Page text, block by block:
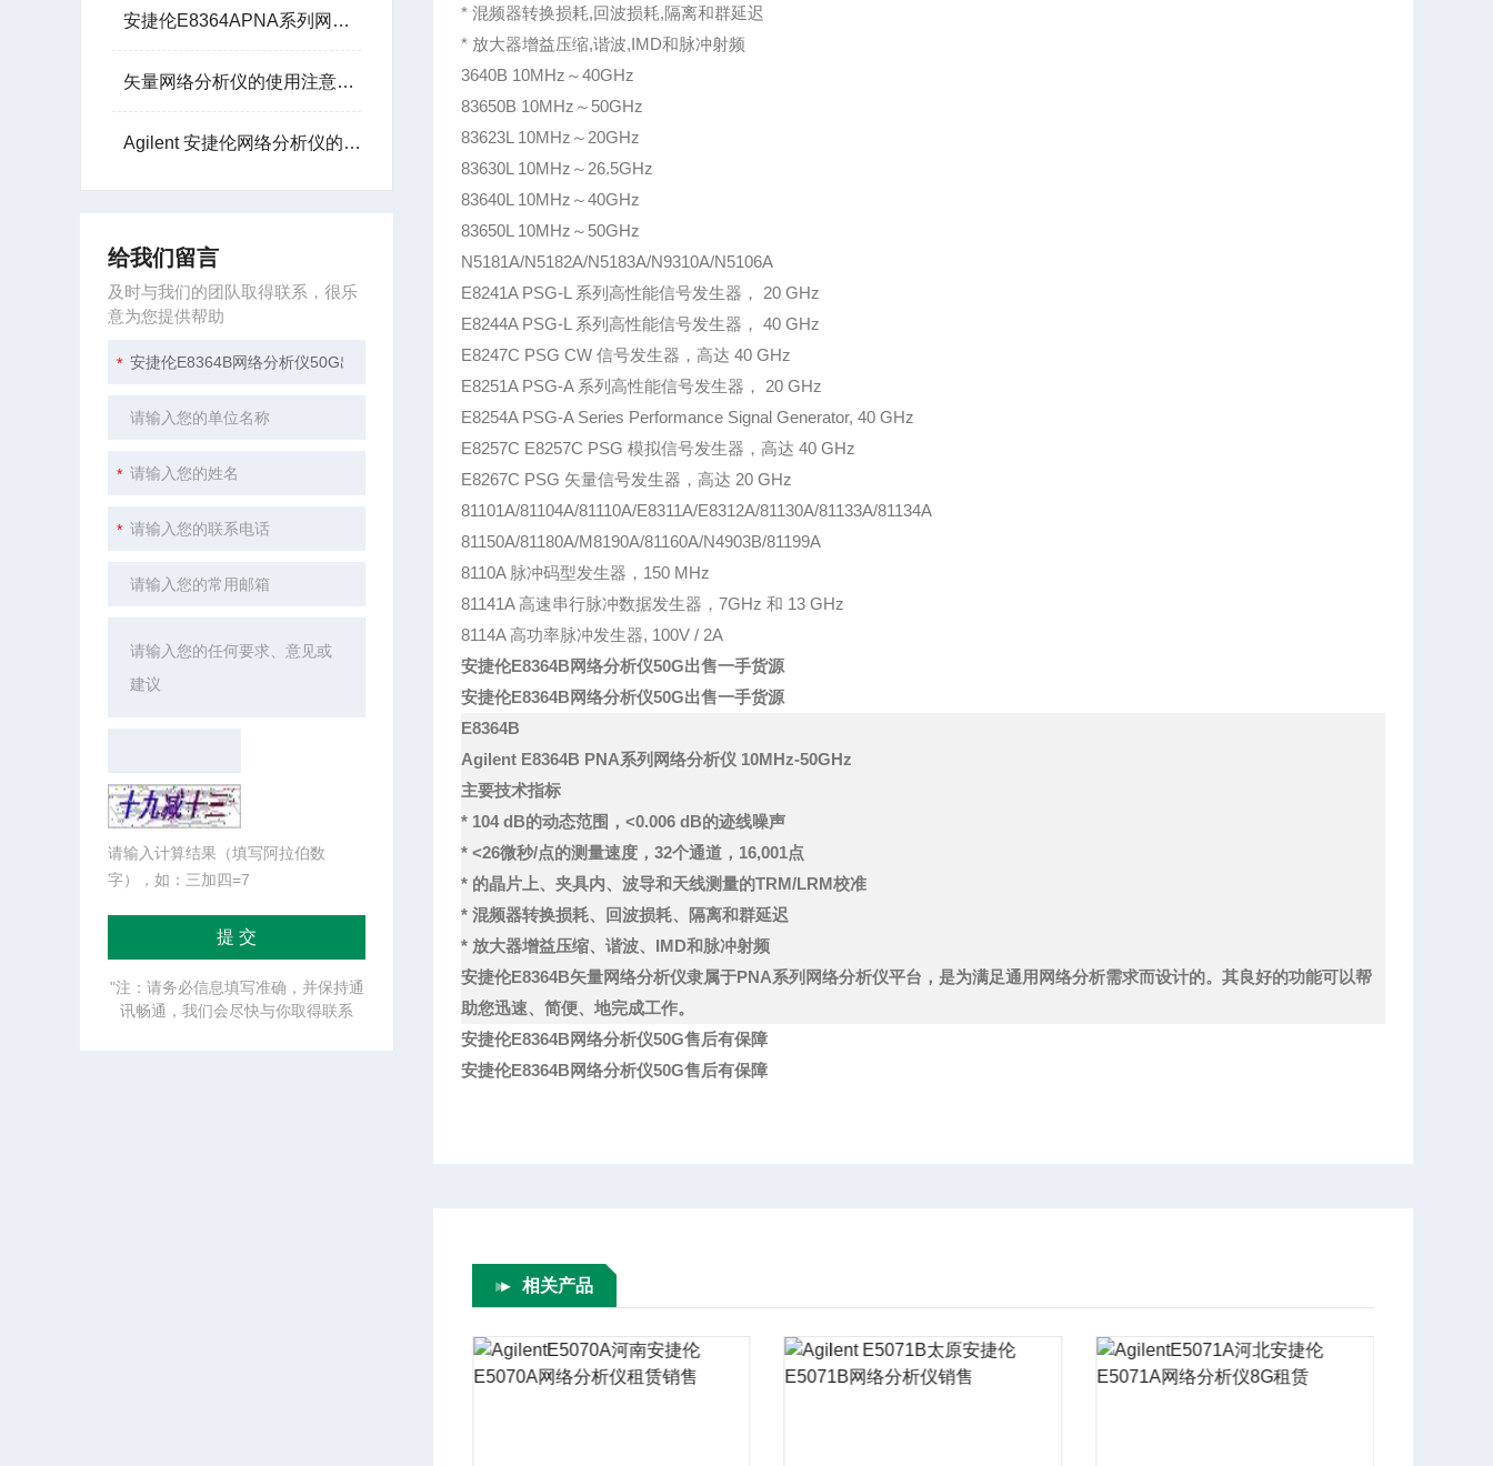
* 混频器转换损耗,回波损耗,隔离和群延迟
* 放大器增益压缩,谐波,IMD和脉冲射频
3640B 10MHz～40GHz
83650B 10MHz～50GHz
83623L 10MHz～20GHz
83630L 10MHz～26.5GHz
83640L 10MHz～40GHz
83650L 10MHz～50GHz
N5181A/N5182A/N5183A/N9310A/N5106A
E8241A PSG-L 系列高性能信号发生器， 20 GHz
E8244A PSG-L 系列高性能信号发生器， 40 GHz
E8247C PSG CW 信号发生器，高达 40 GHz
E8251A PSG-A 系列高性能信号发生器， 20 GHz
E8254A PSG-A Series Performance Signal Generator, 40 GHz
E8257C E8257C PSG 模拟信号发生器，高达 40 GHz
E8267C PSG 矢量信号发生器，高达 20 GHz
81101A/81104A/81110A/E8311A/E8312A/81130A/81133A/81134A
81150A/81180A/M8190A/81160A/N4903B/81199A
8110A 脉冲码型发生器，150 MHz
81141A 高速串行脉冲数据发生器，7GHz 和 13 GHz
8114A 高功率脉冲发生器, 100V / 2A
安捷伦E8364B网络分析仪50G出售一手货源
安捷伦E8364B网络分析仪50G出售一手货源
E8364B
Agilent E8364B PNA系列网络分析仪 10MHz-50GHz
主要技术指标
* 104 dB的动态范围，<0.006 dB的迹线噪声
* <26微秒/点的测量速度，32个通道，16,001点
* 的晶片上、夹具内、波导和天线测量的TRM/LRM校准
* 混频器转换损耗、回波损耗、隔离和群延迟
* 放大器增益压缩、谐波、IMD和脉冲射频
安捷伦E8364B矢量网络分析仪隶属于PNA系列网络分析仪平台，是为满足通用网络分析需求而设计的。其良好的功能可以帮
助您迅速、简便、地完成工作。
安捷伦E8364B网络分析仪50G售后有保障
安捷伦E8364B网络分析仪50G售后有保障
相关产品
安捷伦E8364APNA系列网络分析仪45MHz至50GH租赁
矢量网络分析仪的使用注意事项
Agilent 安捷伦网络分析仪的核心任务是测量散射参数
给我们留言
及时与我们的团队取得联系，很乐
意为您提供帮助
请输入计算结果（填写阿拉伯数
字），如：三加四=7
"注：请务必信息填写准确，并保持通
讯畅通，我们会尽快与你取得联系